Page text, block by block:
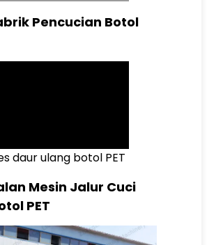
Pencucian Botol
daur ulang botol PET
Mesin Jalur Cuci
PET